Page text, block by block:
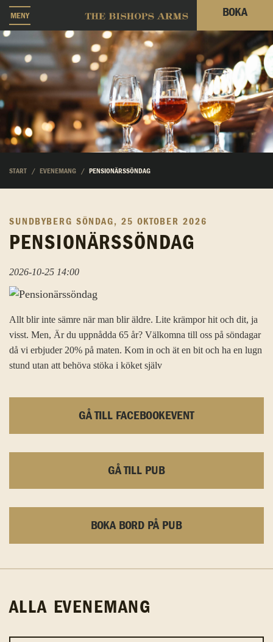
MENY BOKA
START EVENEMANG PENSIONÄRSSÖNDAG
SUNDBYBERG SÖNDAG, 25 OKTOBER 2026
PENSIONÄRSSÖNDAG
2026-10-25 14:00
Allt blir inte sämre när man blir äldre. Lite krämpor hit och dit, ja
visst. Men, Är du uppnådda 65 år? Välkomna till oss på söndagar
då vi erbjuder 20% på maten. Kom in och ät en bit och ha en lugn
stund utan att behöva stöka i köket själv
GÅ TILL FACEBOOKEVENT
GÅ TILL PUB
BOKA BORD PÅ PUB
ALLA EVENEMANG